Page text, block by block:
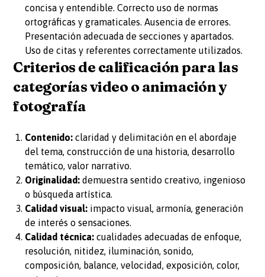
concisa y entendible. Correcto uso de normas
ortográficas y gramaticales. Ausencia de errores.
Presentación adecuada de secciones y apartados.
Uso de citas y referentes correctamente utilizados.
Criterios de calificación para las
categorías video o animación y
fotografía
Contenido: claridad y delimitación en el abordaje
del tema, construcción de una historia, desarrollo
temático, valor narrativo.
Originalidad: demuestra sentido creativo, ingenioso
o búsqueda artística.
Calidad visual: impacto visual, armonía, generación
de interés o sensaciones.
Calidad técnica: cualidades adecuadas de enfoque,
resolución, nitidez, iluminación, sonido,
composición, balance, velocidad, exposición, color,